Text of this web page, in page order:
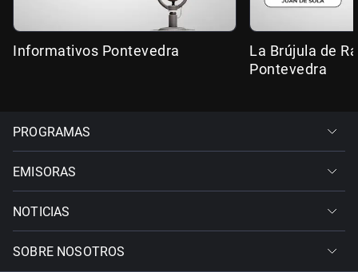
Informativos Pontevedra
La Brújula de
Pontevedra
PROGRAMAS
EMISORAS
NOTICIAS
SOBRE NOSOTROS